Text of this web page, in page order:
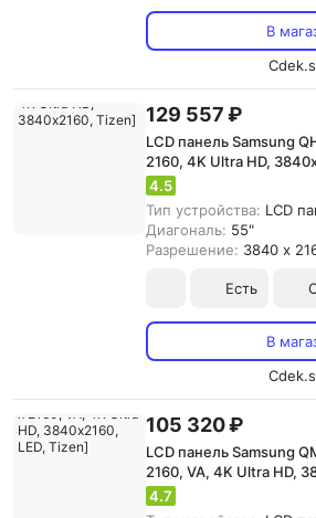
В
129 557 ₽
LCD панель Samsung
2160, 4K Ultra HD,
4.5
Тип устройства: LCD
Диагональ: 55"
Разрешение: 3840 x
Есть
В
105 320 ₽
LCD панель Samsung
2160, VA, 4K Ultra HD,
4.7